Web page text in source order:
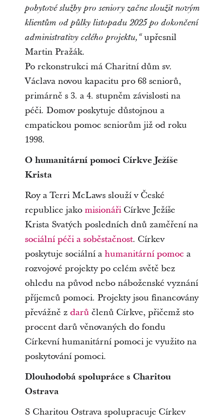
pobytové služby pro seniory začne sloužit novým
klientům od půlky listopadu 2025 po dokončení
administrativy celého projektu,“upřesnil
Martin Pražák.
Po rekonstrukci má Charitní dům sv.
Václava novou kapacitu pro 68 seniorů,
primárně s 3. a 4. stupněm závislosti na
péči. Domov poskytuje důstojnou a
empatickou pomoc seniorům již od roku
1998.
O humanitární pomoci Církve Ježíše
Krista
Roy a Terri McLaws slouží v České
republice jako misionáři Církve Ježíše
Krista Svatých posledních dnů zaměření na
sociální péči a soběstačnost. Církev
poskytuje sociální a humanitární pomoc a
rozvojové projekty po celém světě bez
ohledu na původ nebo náboženské vyznání
příjemců pomoci. Projekty jsou financovány
převážně z darů členů Církve, přičemž sto
procent darů věnovaných do fondu
Církevní humanitární pomoci je využito na
poskytování pomoci.
Dlouhodobá spolupráce s Charitou
Ostrava
S Charitou Ostrava spolupracuje Církev